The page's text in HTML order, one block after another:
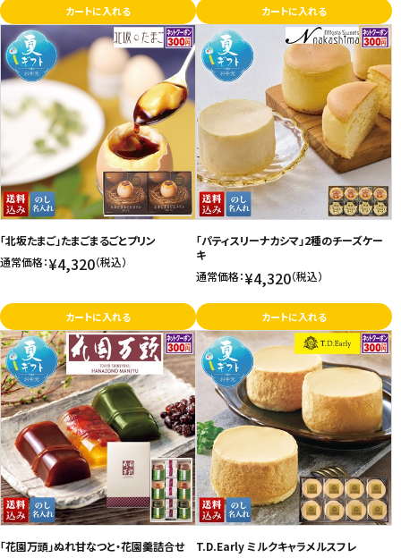
カートに入れる カートに入れる
「北坂たまご」たまごまるごとプリン
通常価格：¥4,320（税込）
カートに入れる
「パティスリーナカシマ」2種のチーズケー
キ
通常価格：¥4,320（税込）
カートに入れる
「花園万頭」ぬれ甘なつと・花園羹詰合せ
T.D.Early ミルクキャラメルスフレ